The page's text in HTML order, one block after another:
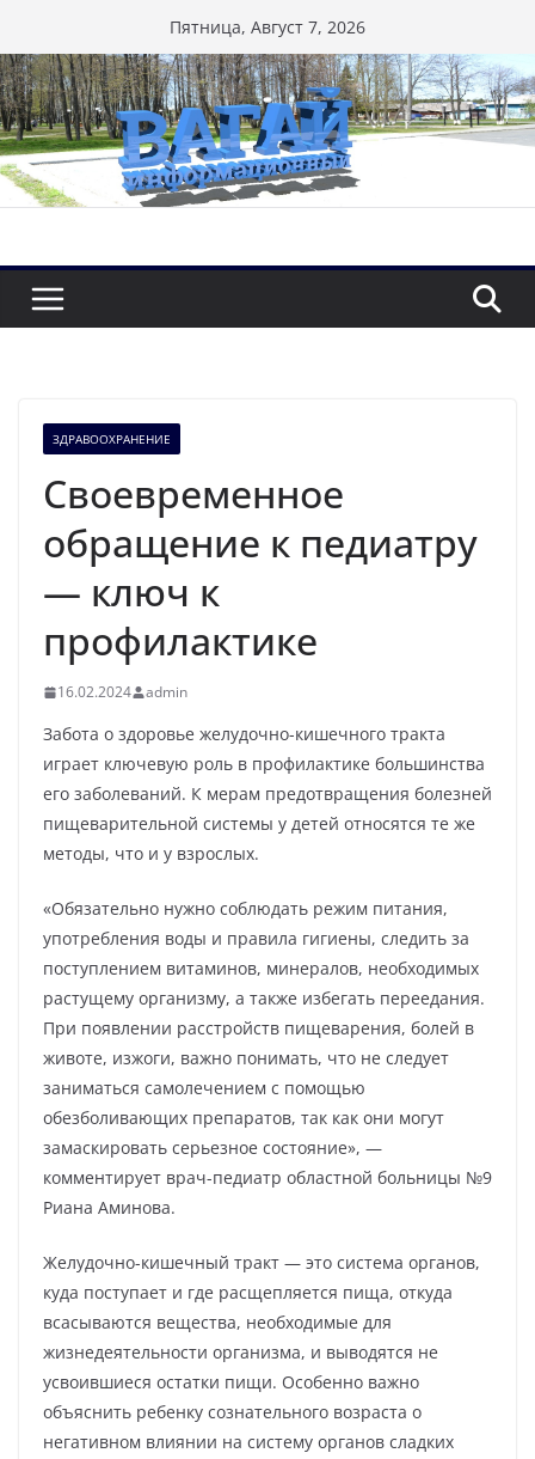
к
содержимому
Пятница, Август 7, 2026
ЗДРАВООХРАНЕНИЕ
Своевременное
обращение к педиатру
— ключ к
профилактике
16.02.2024 admin
Забота о здоровье желудочно-кишечного тракта
играет ключевую роль в профилактике большинства
его заболеваний. К мерам предотвращения болезней
пищеварительной системы у детей относятся те же
методы, что и у взрослых.
«Обязательно нужно соблюдать режим питания,
употребления воды и правила гигиены, следить за
поступлением витаминов, минералов, необходимых
растущему организму, а также избегать переедания.
При появлении расстройств пищеварения, болей в
животе, изжоги, важно понимать, что не следует
заниматься самолечением с помощью
обезболивающих препаратов, так как они могут
замаскировать серьезное состояние», —
комментирует врач-педиатр областной больницы №9
Риана Аминова.
Желудочно-кишечный тракт — это система органов,
куда поступает и где расщепляется пища, откуда
всасываются вещества, необходимые для
жизнедеятельности организма, и выводятся не
усвоившиеся остатки пищи. Особенно важно
объяснить ребенку сознательного возраста о
негативном влиянии на систему органов сладких